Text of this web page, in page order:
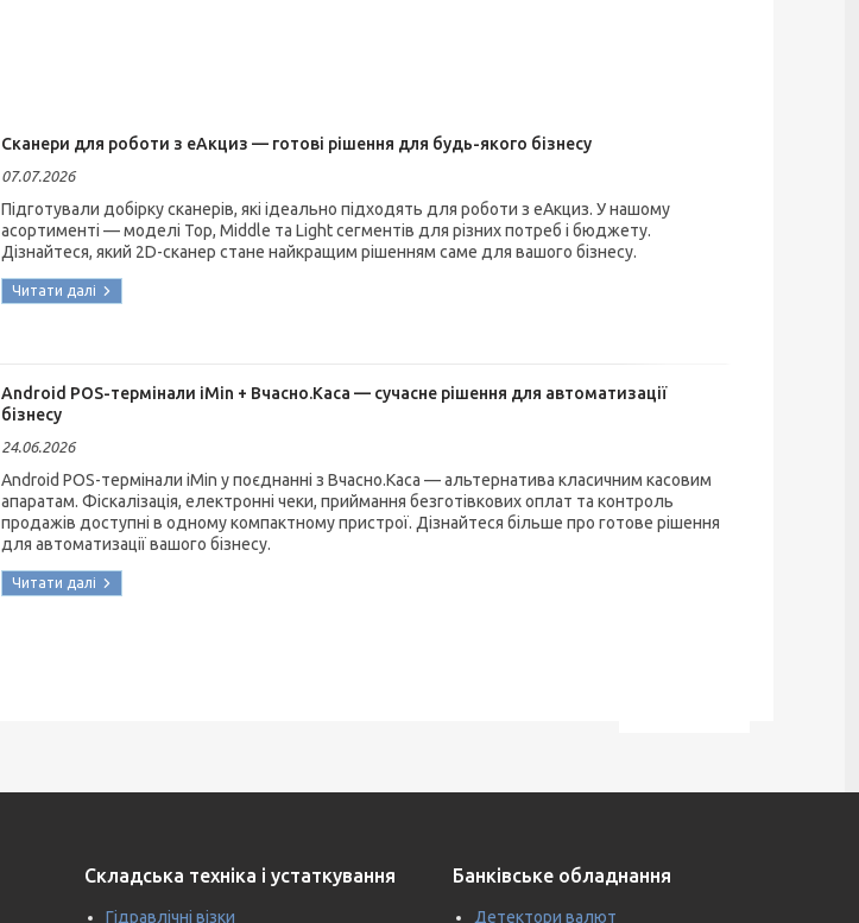
Сканери для роботи з еАкциз — готові рішення для будь-якого бізнесу
07.07.2026
Підготували добірку сканерів, які ідеально підходять для роботи з еАкциз. У нашому
асортименті — моделі Top, Middle та Light сегментів для різних потреб і бюджету.
Дізнайтеся, який 2D-сканер стане найкращим рішенням саме для вашого бізнесу.
Android POS-термінали iMin + Вчасно.Каса — сучасне рішення для автоматизації
бізнесу
24.06.2026
Android POS-термінали iMin у поєднанні з Вчасно.Каса — альтернатива класичним касовим
апаратам. Фіскалізація, електронні чеки, приймання безготівкових оплат та контроль
продажів доступні в одному компактному пристрої. Дізнайтеся більше про готове рішення
для автоматизації вашого бізнесу.
Складська техніка і устаткування
Гідравлічні візки
Банківське обладнання
Детектори валют